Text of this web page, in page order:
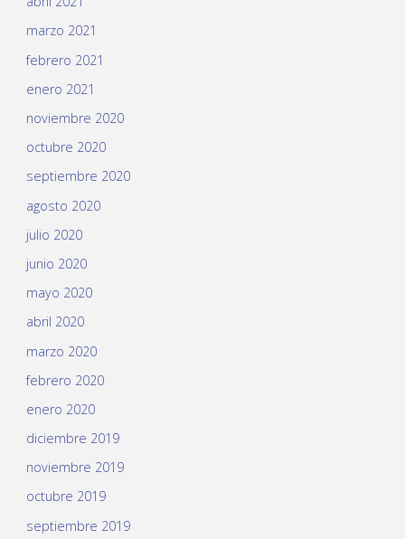
marzo 2021
febrero 2021
enero 2021
noviembre 2020
octubre 2020
septiembre 2020
agosto 2020
julio 2020
junio 2020
mayo 2020
abril 2020
marzo 2020
febrero 2020
enero 2020
diciembre 2019
noviembre 2019
octubre 2019
septiembre 2019